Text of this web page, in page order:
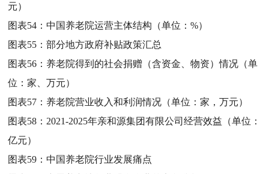
元）
图表54：中国养老院运营主体结构（单位：%）
图表55：部分地方政府补贴政策汇总
图表56： 养老院得到的社会捐赠（含资金、物资）情况（单
位：家、万元）
图表57： 养老院营业收入和利润情况（单位：家，万元）
图表58： 2021-2025年亲和源集团有限公司经营效益（单位：
亿元）
图表59：中国养老院行业发展痛点